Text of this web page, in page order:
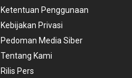
Ketentuan Penggunaan
Kebijakan Privasi
Pedoman Media Siber
Tentang Kami
Rilis Pers